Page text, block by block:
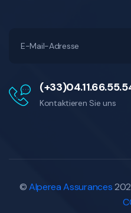
Kontaktieren Sie uns
©Alperea Assurances